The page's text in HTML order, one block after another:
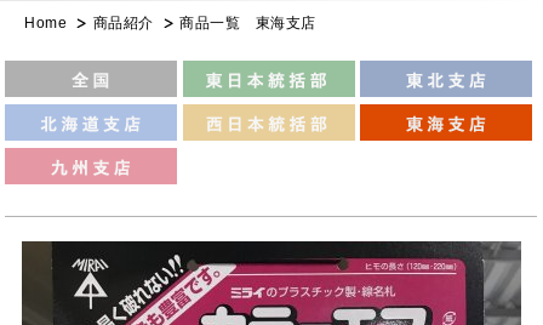
Home 商品紹介 商品一覧 東海支店